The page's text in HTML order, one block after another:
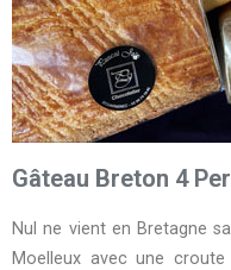
Gâteau Breton 4
Nul ne vient en Bretagne
Moelleux avec une